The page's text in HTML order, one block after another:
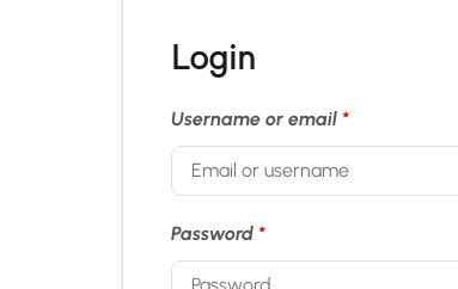
Login
Username or email *
Password *